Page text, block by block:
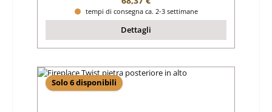
tempi di consegna ca. 2-3 settimane
Dettagli
Solo 6 disponibili